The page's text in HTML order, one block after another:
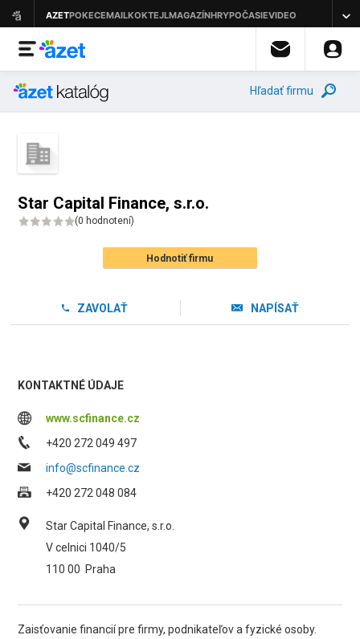
Hľadať firmu
Star Capital Finance, s.r.o.
(0 hodnotení)
Hodnotiť firmu
ZAVOLAŤ NAPÍSAŤ
KONTAKTNÉ ÚDAJE
www.scfinance.cz
+420 272 049 497
info@scfinance.cz
+420 272 048 084
Star Capital Finance, s.r.o.
V celnici 1040/5
110 00 Praha
Zaisťovanie financií pre firmy, podnikateľov a fyzické osoby.